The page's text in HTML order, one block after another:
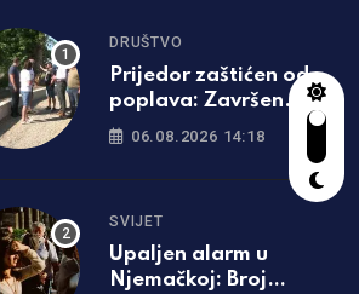
DRUŠTVO
Prijedor zaštićen od
poplava: Završen
zaštitni zid u
06.08.2026 14:18
SVIJET
Upaljen alarm u
Njemačkoj: Broj